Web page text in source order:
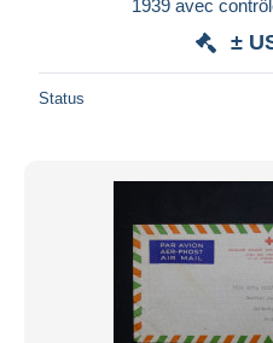
1939 avec
±
Status